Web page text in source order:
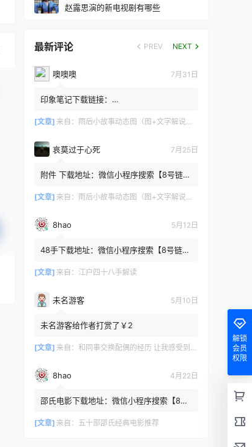
赵露思演的新电视剧有哪些
最新评论 PREV NEXT
噢噢噢 7月31日
印象笔记下载链接：
[文章] 来自： 雨后小故事动态图（图+文字解说版）
哀莫过于心死 7月25日
附件 下载地址：微信小程序搜索【8号链
或保存下方二维码微信里...
[文章] 来自： 雨后小故事动态图（图+文字解说版）
8hao 5月12日
48手下载地址：微信小程序搜索【8号链
或保存下方二维码微信里识别
[文章] 来自： 江户四十八手解读
未名游客 5月10日
未名游客给作者打赏了￥2
[文章] 来自： 和同事交换配偶的经历 让我感受到了从未有过的快乐
8hao 4月22日
邵氏电影下载地址：微信小程序搜索【8号
令或保存下方二维码微...
[文章] 来自： 五十部邵氏经典电影推荐
解锁
会员
权限